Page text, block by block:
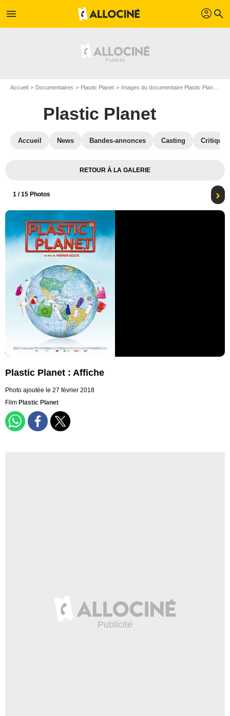
menu profil search
Accueil Documentaires Plastic Planet Images du documentaire Plastic Planet
Plastic Planet
Accueil News Bandes-annonces Casting
RETOUR À LA GALERIE
1 / 15 Photos
Plastic Planet : Affiche
Photo ajoutée le 27 février 2018
Film Plastic Planet